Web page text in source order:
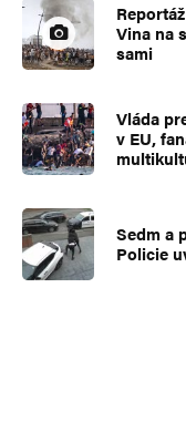
Vina na
sami
Vláda
v EU,
Sedm a
Policie